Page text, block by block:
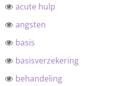
acute hulp
angsten
basis
basisverzekering
behandeling